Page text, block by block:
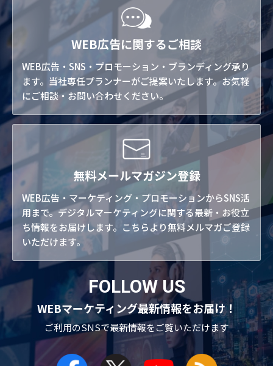
WEB広告に関するご相談
WEB広告・SNS・プロモーション・ブランディング承り
ます。当社専任プランナーがご提案いたします。お気軽
にご相談・お問い合わせください。
無料メールマガジン登録
WEB広告・マーケティング・プロモーションからSNS活
用まで。デジタルマーケティングに関する最新・お役立
ち情報をお届けします。こちらより無料メルマガご登録
いただけます。
FOLLOW US
WEBマーケティング最新情報をお届け！
ご利用のSNSで最新情報をご覧いただけます